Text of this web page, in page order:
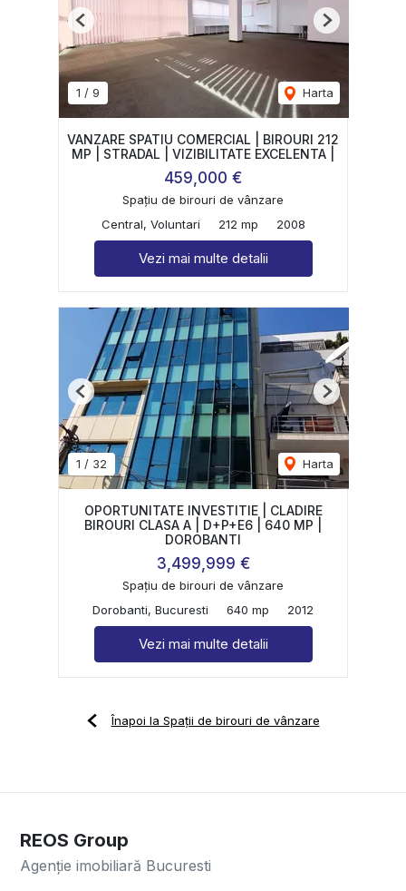
1 / 9 Harta
Previous Next
VANZARE SPATIU COMERCIAL | BIROURI 212
MP | STRADAL | VIZIBILITATE EXCELENTA |
459,000 €
Spațiu de birouri de vânzare
Central, Voluntari
212 mp 2008
Vezi mai multe detalii
1 / 32 Harta
Previous Next
OPORTUNITATE INVESTITIE | CLADIRE
BIROURI CLASA A | D+P+E6 | 640 MP |
DOROBANTI
3,499,999 €
Spațiu de birouri de vânzare
Dorobanti, Bucuresti
640 mp 2012
Vezi mai multe detalii
Înapoi la Spații de birouri de vânzare
REOS Group
Agenție imobiliară Bucuresti